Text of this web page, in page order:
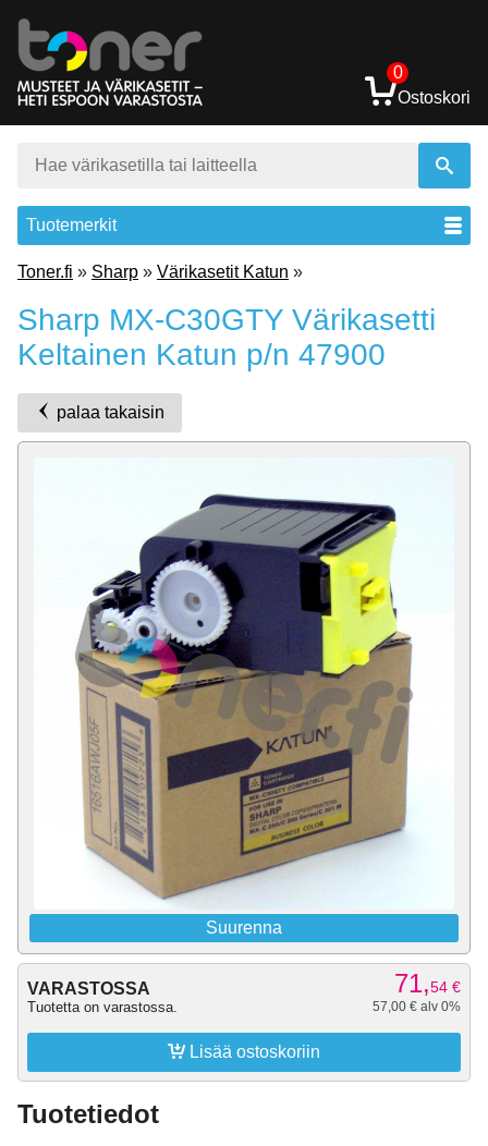
0
Ostoskori
Tuotemerkit
Toner.fi » Sharp » Värikasetit Katun »
Sharp MX-C30GTY Värikasetti
Keltainen Katun p/n 47900
palaa takaisin
Suurenna
VARASTOSSA
Tuotetta on varastossa.
71,54 €
57,00 € alv 0%
 Lisää ostoskoriin
Tuotetiedot